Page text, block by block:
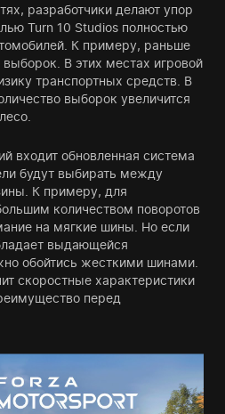
разработчики делают упор
Turn 10 Studios полностью
К примеру, раньше
В этих местах игровой
транспортных средств. В
выборок увеличится
входит обновленная система
будут выбирать между
К примеру, для
количеством поворотов
на мягкие шины. Но если
выдающейся
обойтись жесткими шинами.
скоростные характеристики
перед